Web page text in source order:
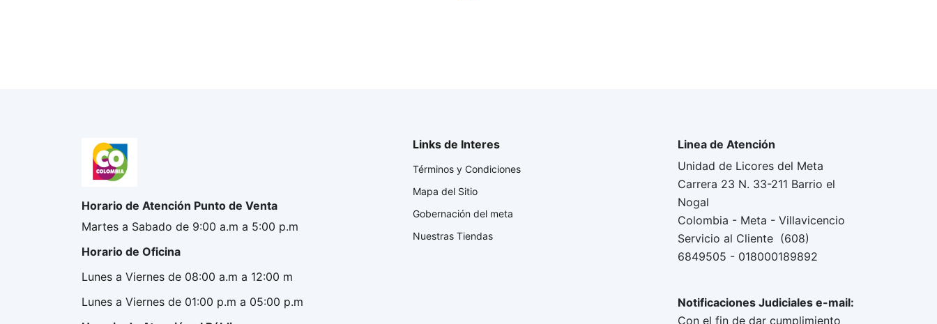
Horario de Atención Punto de Venta
Martes a Sabado de 9:00 a.m a 5:00 p.m
Horario de Oficina
Lunes a Viernes de 08:00 a.m a 12:00 m
Lunes a Viernes de 01:00 p.m a 05:00 p.m
Links de Interes
Términos y Condiciones
Mapa del Sitio
Gobernación del meta
Nuestras Tiendas
Linea de Atención
Unidad de Licores del Meta
Carrera 23 N. 33-211 Barrio el
Nogal
Colombia - Meta - Villavicencio
Servicio al Cliente (608)
6849505 - 018000189892
Notificaciones Judiciales e-mail:
Con el fin de dar cumplimiento